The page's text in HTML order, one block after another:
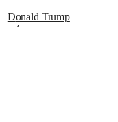
Donald Trump